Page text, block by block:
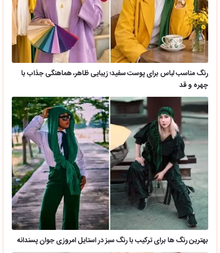
رنگ مناسب لباس برای پوست سفید؛ زیبایی ظاهر، هماهنگی جذاب با
چهره و قد
بهترین رنگ ها برای ترکیب با رنگ سبز در استایل امروزی جوان پسندانه